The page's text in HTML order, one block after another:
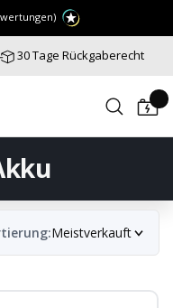
30 Tage Rückgaberecht
Meistverkauft